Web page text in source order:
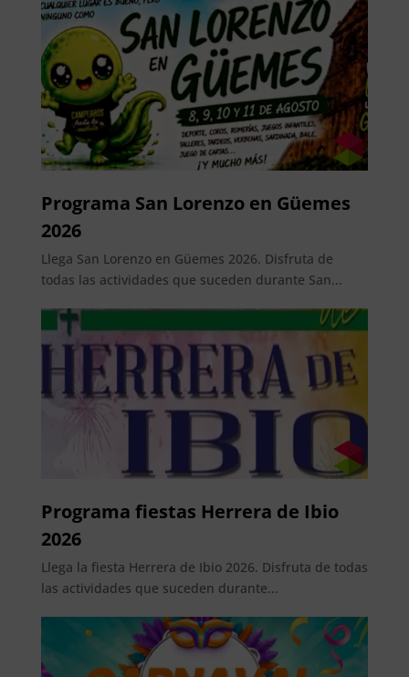
Programa San Lorenzo en Güemes
2026
Llega San Lorenzo en Güemes 2026. Disfruta de
todas las actividades que suceden durante San...
Programa fiestas Herrera de Ibio
2026
Llega la fiesta Herrera de Ibio 2026. Disfruta de todas
las actividades que suceden durante...